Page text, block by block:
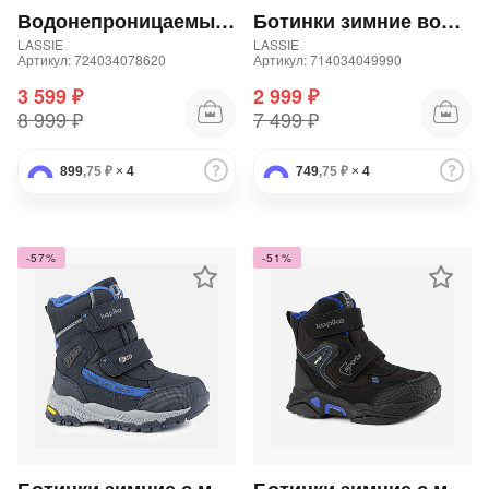
Водонепроницаемые зимние ботинки для мальчика
LASSIE
Артикул: 724034078620
3 599 ₽
8 999 ₽
899,75 ₽ × 4
Ботинки зимние водонепроницаемые для мальчика
LASSIE
Артикул: 714034049990
2 999 ₽
7 499 ₽
749,75 ₽ × 4
-57% -51%
раз в 2 недели